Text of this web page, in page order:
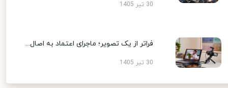
30 تیر 1405
فراتر از یک تصویر؛ ماجرای اعتماد به اصال...
30 تیر 1405